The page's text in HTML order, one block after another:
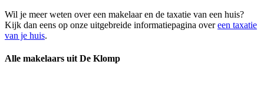
Wil je meer weten over een makelaar en de taxatie van een huis?
Kijk dan eens op onze uitgebreide informatiepagina overeen taxatie
van je huis.
Alle makelaars uit De Klomp